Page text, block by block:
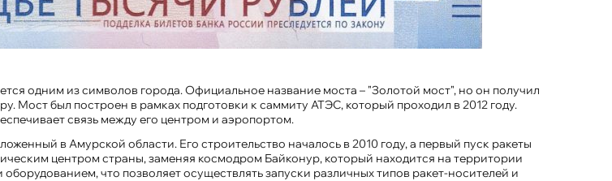
одним из символов города. Официальное название моста – "Золотой мост", но он получил
был построен в рамках подготовки к саммиту АТЭС, который проходил в 2012 году.
связь между его центром и аэропортом.
в Амурской области. Его строительство началось в 2010 году, а первый пуск ракеты
центром страны, заменяя космодром Байконур, который находится на территории
что позволяет осуществлять запуски различных типов ракет-носителей и